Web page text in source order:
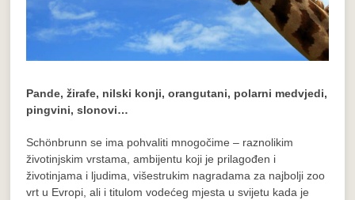
Pande, žirafe, nilski konji, orangutani, polarni medvjedi,
pingvini, slonovi…
Schönbrunn se ima pohvaliti mnogočime – raznolikim
životinjskim vrstama, ambijentu koji je prilagođen i
životinjama i ljudima, višestrukim nagradama za najbolji zoo
vrt u Evropi, ali i titulom vodećeg mjesta u svijetu kada je